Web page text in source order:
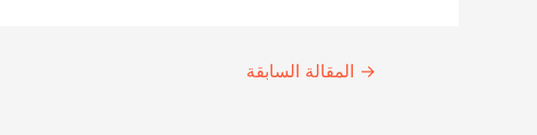
Continue
→ المقالة السابقة